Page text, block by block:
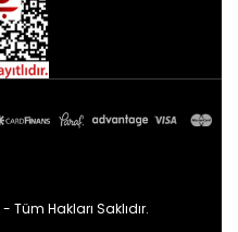
- Tüm Hakları Saklıdır.